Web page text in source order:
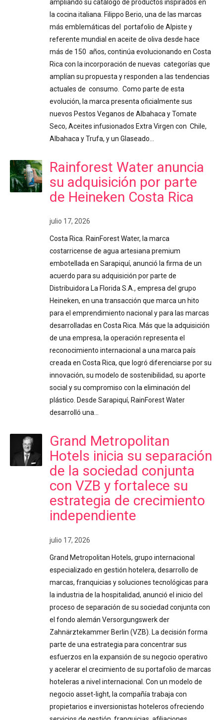
ampliando su catálogo de productos inspirados en
la cocina italiana. Filippo Berio, una de las marcas
más emblemáticas del portafolio de Alpiste y
referente mundial en aceite de oliva desde hace
más de 150 años, continúa evolucionando en Costa
Rica con la incorporación de nuevas categorías que
amplían su propuesta y responden a las tendencias
actuales de consumo. Como parte de esta
evolución, la marca presenta oficialmente sus
nuevos Pestos Veganos de Albahaca y Tomate
Seco, Aceites infusionados Extra Virgen con Chile,
Albahaca y Trufa, y un Glaseado…
Rainforest Water anuncia
su adquisición por parte
de Heineken Costa Rica
julio 17, 2026
Costa Rica. RainForest Water, la marca
costarricense de agua artesiana premium
embotellada en Sarapiquí, anunció la firma de un
acuerdo para su adquisición por parte de
Distribuidora La Florida S.A., empresa del grupo
Heineken, en una transacción que marca un hito
para el emprendimiento nacional y para las marcas
desarrolladas en Costa Rica. Más que la adquisición
de una empresa, la operación representa el
reconocimiento internacional a una marca país
creada en Costa Rica, que logró diferenciarse por su
innovación, su modelo de sostenibilidad, su aporte
social y su compromiso con la eliminación del
plástico. Desde Sarapiquí, RainForest Water
desarrolló una…
Grand Metropolitan
Hotels inicia su separación
de la sociedad conjunta
con VZB y fortalece su
estrategia de crecimiento
independiente
julio 17, 2026
Grand Metropolitan Hotels, grupo internacional
especializado en gestión hotelera, desarrollo de
marcas, franquicias y soluciones tecnológicas para
la industria de la hospitalidad, anunció el inicio del
proceso de separación de su sociedad conjunta con
el fondo alemán Versorgungswerk der
Zahnärztekammer Berlin (VZB). La decisión forma
parte de una estrategia para concentrar sus
esfuerzos en la expansión de su negocio operativo
y acelerar el crecimiento de su portafolio de marcas
hoteleras a nivel internacional. Con un modelo de
negocio asset-light, la compañía trabaja con
propietarios e inversionistas hoteleros ofreciendo